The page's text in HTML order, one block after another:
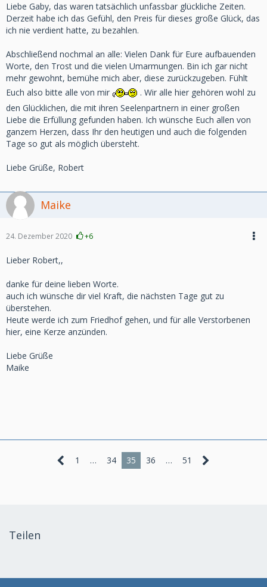
Liebe Gaby, das waren tatsächlich unfassbar glückliche Zeiten.
Derzeit habe ich das Gefühl, den Preis für dieses große Glück, das
ich nie verdient hatte, zu bezahlen.
Abschließend nochmal an alle: Vielen Dank für Eure aufbauenden
Worte, den Trost und die vielen Umarmungen. Bin ich gar nicht
mehr gewohnt, bemühe mich aber, diese zurückzugeben. Fühlt
Euch also bitte alle von mir
. Wir alle hier gehören wohl zu
den Glücklichen, die mit ihren Seelenpartnern in einer großen
Liebe die Erfüllung gefunden haben. Ich wünsche Euch allen von
ganzem Herzen, dass Ihr den heutigen und auch die folgenden
Tage so gut als möglich übersteht.
Liebe Grüße, Robert
Maike
24. Dezember 2020 +6
Lieber Robert,,
danke für deine lieben Worte.
auch ich wünsche dir viel Kraft, die nächsten Tage gut zu
überstehen.
Heute werde ich zum Friedhof gehen, und für alle Verstorbenen
hier, eine Kerze anzünden.
Liebe Grüße
Maike
1 … 34 35 36 … 51
Teilen